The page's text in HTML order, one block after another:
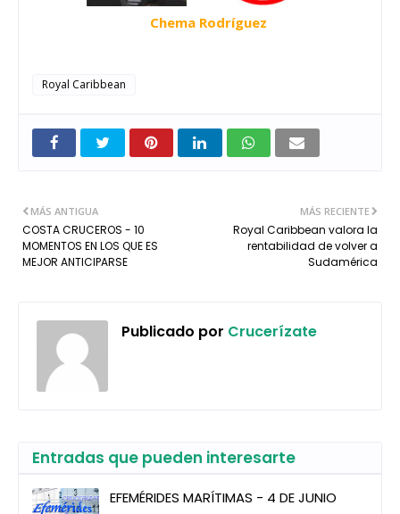
Chema Rodríguez
Royal Caribbean
MÁS RECIENTE
Royal Caribbean valora la
rentabilidad de volver a
Sudamérica
MÁS ANTIGUA
COSTA CRUCEROS - 10
MOMENTOS EN LOS QUE ES
MEJOR ANTICIPARSE
Publicado por Crucerízate
Entradas que pueden interesarte
EFEMÉRIDES MARÍTIMAS - 4 DE JUNIO